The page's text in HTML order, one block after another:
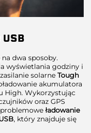
dwa sposoby.
wyświetlania godziny i
solarne Tough
akumulatora
High. Wykorzystując
oraz GPS
ładowanie
, który znajduje się